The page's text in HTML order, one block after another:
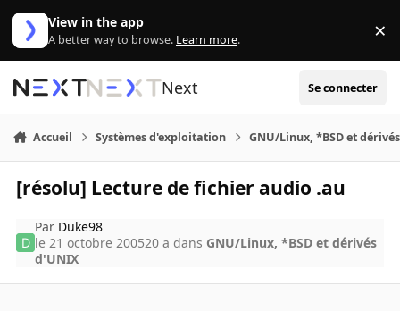
Aller au contenu
View in the app
A better way to browse. Learn more. ×
Next Se connecter
Accueil Systèmes d'exploitation GNU/Linux, *BSD et
[résolu] Lecture de fichier audio .au
Par Duke98
le 21 octobre 200520 a dans GNU/Linux, *BSD et dérivés
d'UNIX